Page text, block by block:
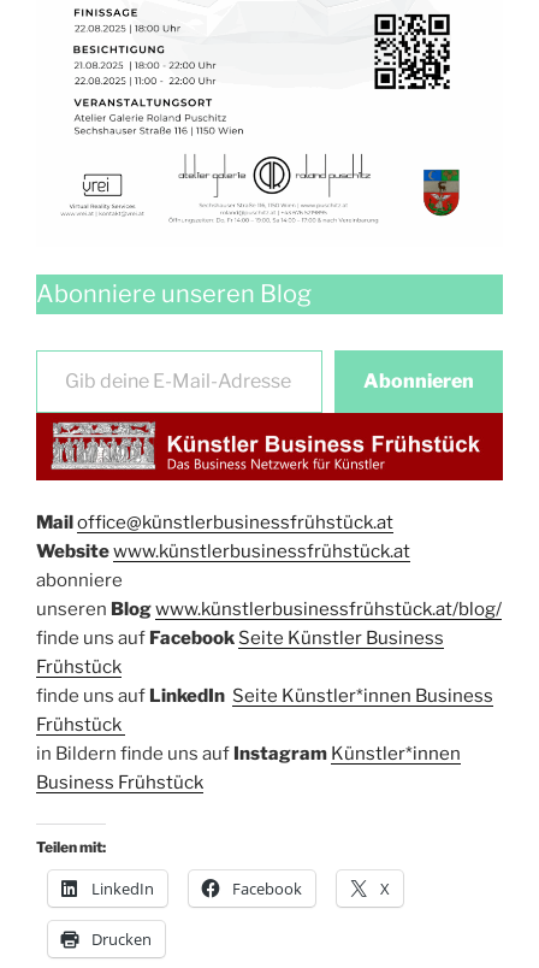
Abonniere unseren Blog
Gib deine E-Mail-Adresse ein …
Abonnieren
Mailoffice@künstlerbusinessfrühstück.at​
Websitewww.künstlerbusinessfrühstück.at
abonniere
unseren Blogwww.künstlerbusinessfrühstück.at/blog/
​finde uns auf Facebook​ Seite Künstler Business
Frühstück​
finde uns auf ​ LinkedIn Seite Künstler*innen Business
Frühstück
in Bildern finde uns auf Instagram Künstler*innen
Business Frühstück
Teilen mit:
LinkedIn Facebook X
Drucken